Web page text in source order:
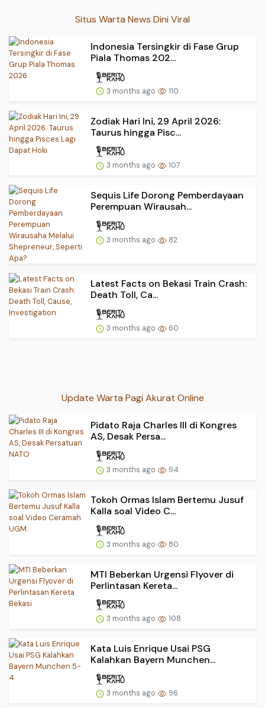
Situs Warta News Dini Viral
Indonesia Tersingkir di Fase Grup
Piala Thomas 202...
3 months ago 110
Zodiak Hari Ini, 29 April 2026:
Taurus hingga Pisc...
3 months ago 107
Sequis Life Dorong Pemberdayaan
Perempuan Wirausah...
3 months ago 82
Latest Facts on Bekasi Train Crash:
Death Toll, Ca...
3 months ago 60
Update Warta Pagi Akurat Online
Pidato Raja Charles III di Kongres
AS, Desak Persa...
3 months ago 94
Tokoh Ormas Islam Bertemu Jusuf
Kalla soal Video C...
3 months ago 80
MTI Beberkan Urgensi Flyover di
Perlintasan Kereta...
3 months ago 108
Kata Luis Enrique Usai PSG
Kalahkan Bayern Munchen...
3 months ago 96